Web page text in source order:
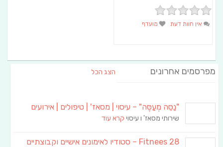
אין חוות דעת מועדף
מפרסמים אחרונים הצג הכל
"נַסֵּה מְעַסֶּה" – עיסוי | מסאז' | טיפולים | אירועים
שירותי מסאז' ו עיסוי קרא עוד
Fitnees 28 – סטודיו לאימונים אישיים וקבוצתיים